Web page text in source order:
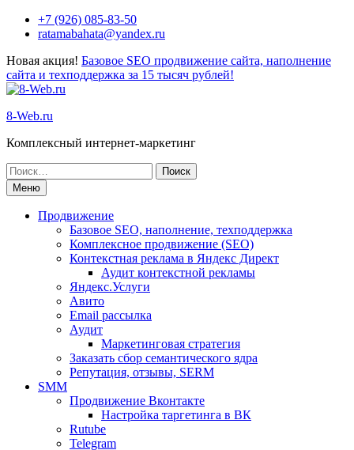
+7 (926) 085-83-50
ratamabahata@yandex.ru
Новая акция! Базовое SEO продвижение сайта, наполнение
сайта и техподдержка за 15 тысяч рублей!
8-Web.ru
Комплексный интернет-маркетинг
Меню
Продвижение
Базовое SEO, наполнение, техподдержка
Комплексное продвижение (SEO)
Контекстная реклама в Яндекс Директ
Аудит контекстной рекламы
Яндекс.Услуги
Авито
Email рассылка
Аудит
Маркетинговая стратегия
Заказать сбор семантического ядра
Репутация, отзывы, SERM
SMM
Продвижение Вконтакте
Настройка таргетинга в ВК
Rutube
Telegram